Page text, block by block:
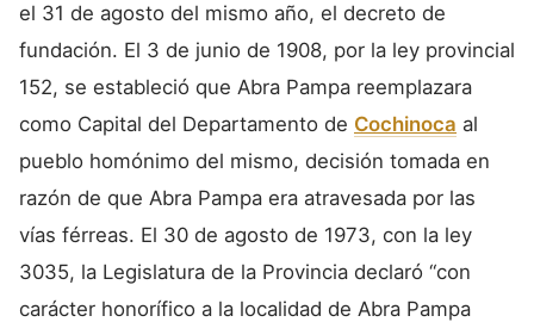
el 31 de agosto del mismo año, el decreto de
fundación. El 3 de junio de 1908, por la ley provincial
152, se estableció que Abra Pampa reemplazara
como Capital del Departamento de Cochinoca al
pueblo homónimo del mismo, decisión tomada en
razón de que Abra Pampa era atravesada por las
vías férreas. El 30 de agosto de 1973, con la ley
3035, la Legislatura de la Provincia declaró “con
carácter honorífico a la localidad de Abra Pampa